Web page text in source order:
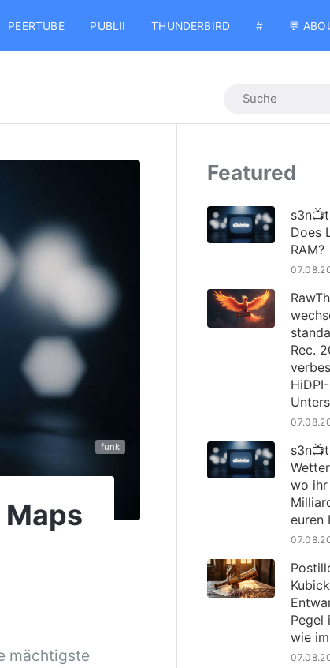
PEERTUBE PUBLII THUNDERBIRD # 💬
funk
Maps
mächtigste
Featured
Does
RAM?
Rec.
HiDPI-
wo
euren
Pegel
wie